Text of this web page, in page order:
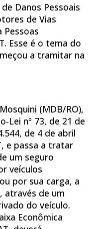
Danos Pessoais
de Vias
Pessoas
Esse é o tema do
a tramitar na
(MDB/RO),
Lei nº 73, de 21 de
de 4 de abril
e passa a tratar
um seguro
veículos
por sua carga, a
através de um
do veículo.
Econômica